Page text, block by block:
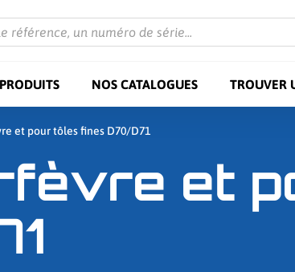
référence, un numéro de série...
NOS CATALOGUES TROUVER
et pour tôles fines D70/D71
et